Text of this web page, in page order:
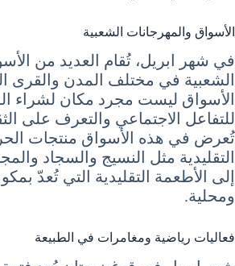
الأسواق والمهرجانات الشعبية
في شهر ابريل، تُقام العديد من
الشعبية في مختلف المدن والقرى
الأسواق ليست مجرد مكان لشراء
للتفاعل الاجتماعي والتعرف على
تُعرض في هذه الأسواق منتجات
التقليدية مثل النسيج والسجاد
إلى الأطعمة التقليدية التي تُعدّ
ومحلية.
فعاليات رياضية ومغامرات في الطبيعة